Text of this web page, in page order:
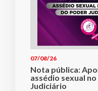
07/08/26
Nota pública:
assédio sexual
Judiciário